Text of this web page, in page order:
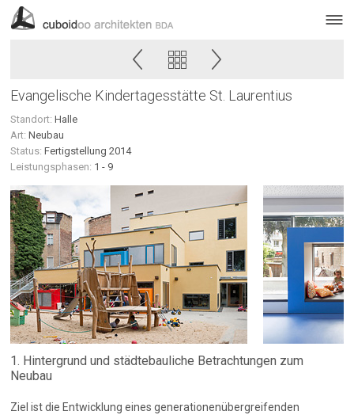
Evangelische Kindertagesstätte St. Laurentius
Standort: Halle
Art: Neubau
Status: Fertigstellung 2014
Leistungsphasen: 1 - 9
1. Hintergrund und städtebauliche Betrachtungen zum
Neubau
Ziel ist die Entwicklung eines generationenübergreifenden